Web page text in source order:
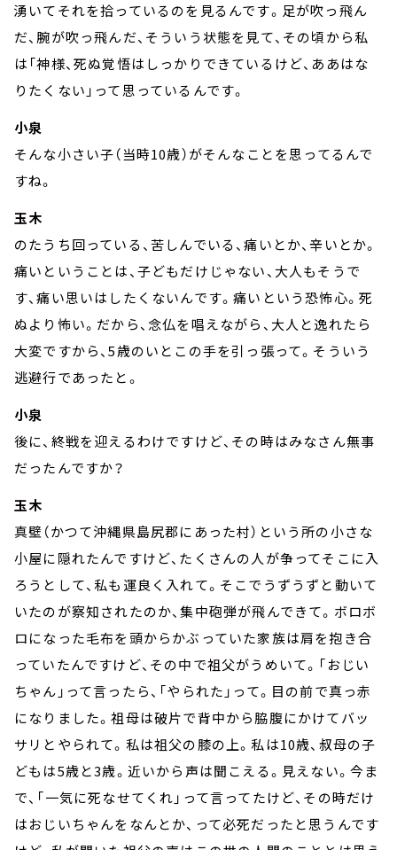
湧いてそれを拾っているのを見るんです。足が吹っ飛ん
だ、腕が吹っ飛んだ、そういう状態を見て、その頃から私
は「神様、死ぬ覚悟はしっかりできているけど、ああはな
りたくない」って思っているんです。
小泉
そんな小さい子（当時10歳）がそんなことを思ってるんで
すね。
玉木
のたうち回っている、苦しんでいる、痛いとか、辛いとか。
痛いということは、子どもだけじゃない、大人もそうで
す、痛い思いはしたくないんです。痛いという恐怖心。死
ぬより怖い。だから、念仏を唱えながら、大人と逸れたら
大変ですから、5歳のいとこの手を引っ張って。そういう
逃避行であったと。
小泉
後に、終戦を迎えるわけですけど、その時はみなさん無事
だったんですか？
玉木
真壁（かつて沖縄県島尻郡にあった村）という所の小さな
小屋に隠れたんですけど、たくさんの人が争ってそこに入
ろうとして、私も運良く入れて。そこでうずうずと動いて
いたのが察知されたのか、集中砲弾が飛んできて。ボロボ
ロになった毛布を頭からかぶっていた家族は肩を抱き合
っていたんですけど、その中で祖父がうめいて。「おじい
ちゃん」って言ったら、「やられた」って。目の前で真っ赤
になりました。祖母は破片で背中から脇腹にかけてバッ
サリとやられて。私は祖父の膝の上。私は10歳、叔母の子
どもは5歳と3歳。近いから声は聞こえる。見えない。今ま
で、「一気に死なせてくれ」って言ってたけど、その時だけ
はおじいちゃんをなんとか、って必死だったと思うんです